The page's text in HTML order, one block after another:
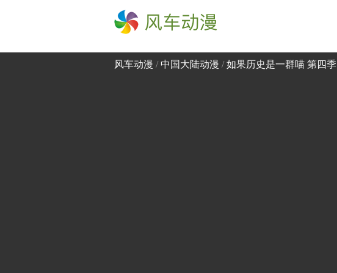
风车动漫
风车动漫 / 中国大陆动漫 /如果历史是一群喵 第四季